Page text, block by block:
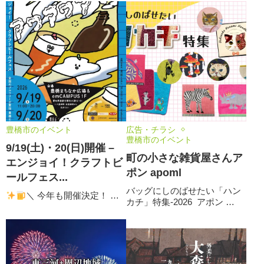
豊橋市のイベント
9/19(土)・20(日)開催 –
エンジョイ！クラフトビ
ールフェス...
＼ 今年も開催決定！ …
広告・チラシ
豊橋市のイベント
町の小さな雑貨屋さんア
ポン apoml
バッグにしのばせたい「ハン
カチ」特集-2026 アポン …